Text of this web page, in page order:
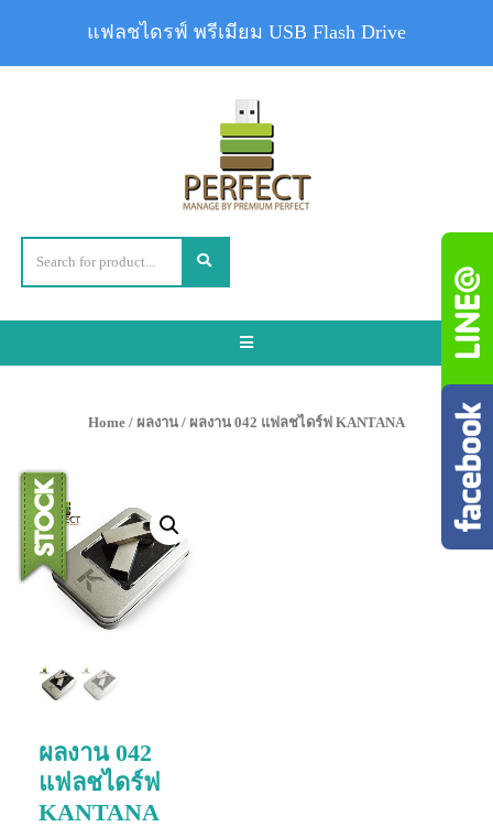
Toggle
Home / ผลงาน / ผลงาน 042 แฟลชไดร์ฟ KANTANA
ผลงาน 042
แฟลชไดร์ฟ
KANTANA
แฟลชไดรฟ์ พรีเมียม USB Flash Drive